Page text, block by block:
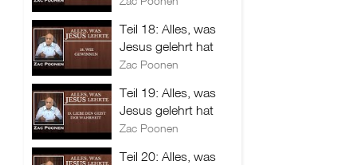
Teil 18: Alles, was
Jesus gelehrt hat
Zac Poonen
Teil 19: Alles, was
Jesus gelehrt hat
Zac Poonen
Teil 20: Alles, was